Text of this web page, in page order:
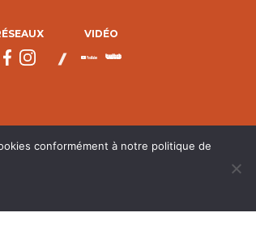
VIDÉO
conformément à notre politique de